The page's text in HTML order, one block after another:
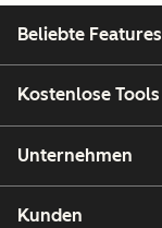
Beliebte Features
Kostenlose Tools
Unternehmen
Kunden